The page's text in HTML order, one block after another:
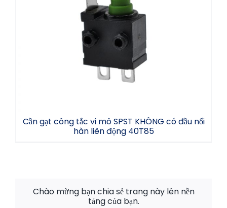
Cần gạt công tắc vi mô SPST KHÔNG có
đầu nối hàn liên động 40T85
Cần gạt công tắc vi mô SPST KHÔNG có đầu nối
hàn liên động 40T85
Chào mừng bạn chia sẻ trang này lên nền
tảng của bạn.